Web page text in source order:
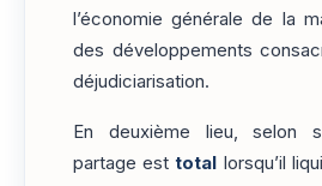
l’économie générale de la
des développements
déjudiciarisation.
En deuxième lieu, selon
partage esttotal lorsqu’il